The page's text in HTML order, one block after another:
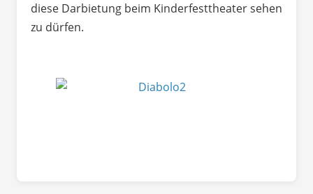
diese Darbietung beim Kinderfesttheater sehen
zu dürfen.